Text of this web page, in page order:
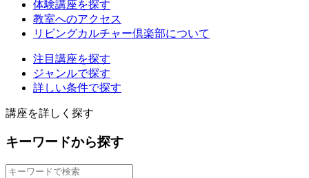
体験講座を探す
教室へのアクセス
リビングカルチャー倶楽部について
注目講座を探す
ジャンルで探す
詳しい条件で探す
講座を詳しく探す
キーワードから探す